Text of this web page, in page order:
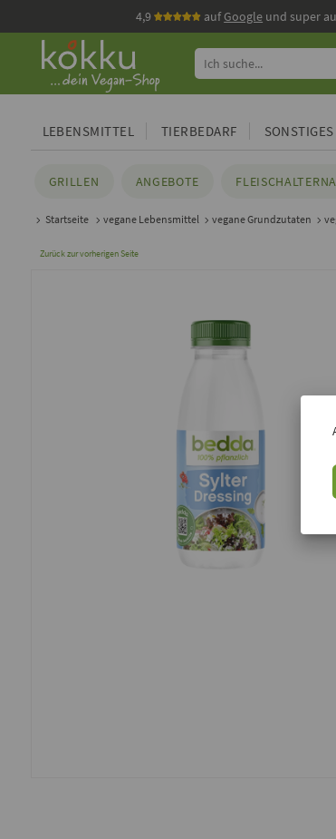
4,9 aufGoogle und super
LEBENSMITTEL TIERBEDARF SONSTIGES
GRILLEN ANGEBOTE
Startseite vegane Lebensmittel vegane Grundzutaten
Zurück zur vorherigen Seite